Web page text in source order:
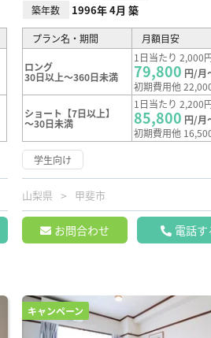
築年数 1996年 4月 築
プラン名・期間 月額目安
ロング
30日以上～360日未満
1日当たり 2,000
79,800 円/月
初期費用他
ショート【7日以上】
～30日未満
1日当たり 2,200
85,800 円/月
初期費用他
学生向け
山梨県 甲斐市
お問合わせ 電話す
キャンペーン